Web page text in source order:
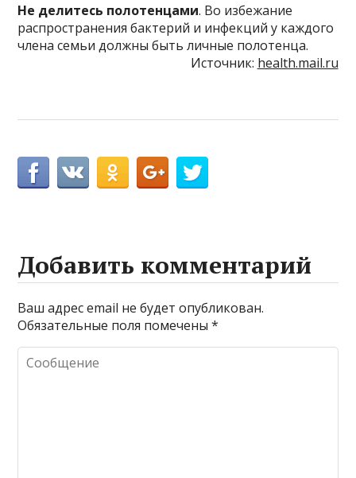
Не делитесь полотенцами. Во избежание
распространения бактерий и инфекций у каждого
члена семьи должны быть личные полотенца.
Источник: health.mail.ru
Добавить комментарий
Ваш адрес email не будет опубликован.
Обязательные поля помечены*